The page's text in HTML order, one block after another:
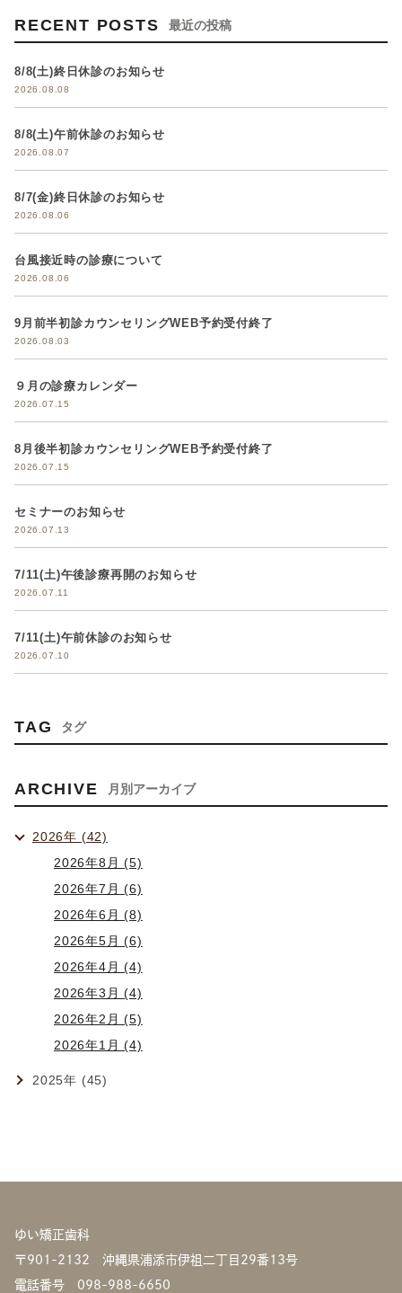
RECENT POSTS 最近の投稿
8/8(土)終日休診のお知らせ
2026.08.08
8/8(土)午前休診のお知らせ
2026.08.07
8/7(金)終日休診のお知らせ
2026.08.06
台風接近時の診療について
2026.08.06
9月前半初診カウンセリングWEB予約受付終了
2026.08.03
９月の診療カレンダー
2026.07.15
8月後半初診カウンセリングWEB予約受付終了
2026.07.15
セミナーのお知らせ
2026.07.13
7/11(土)午後診療再開のお知らせ
2026.07.11
7/11(土)午前休診のお知らせ
2026.07.10
TAG タグ
ARCHIVE 月別アーカイブ
2026年 (42)
2026年8月 (5)
2026年7月 (6)
2026年6月 (8)
2026年5月 (6)
2026年4月 (4)
2026年3月 (4)
2026年2月 (5)
2026年1月 (4)
2025年 (45)
ゆい矯正歯科
〒901-2132 沖縄県浦添市伊祖二丁目29番13号
電話番号 098-988-6650